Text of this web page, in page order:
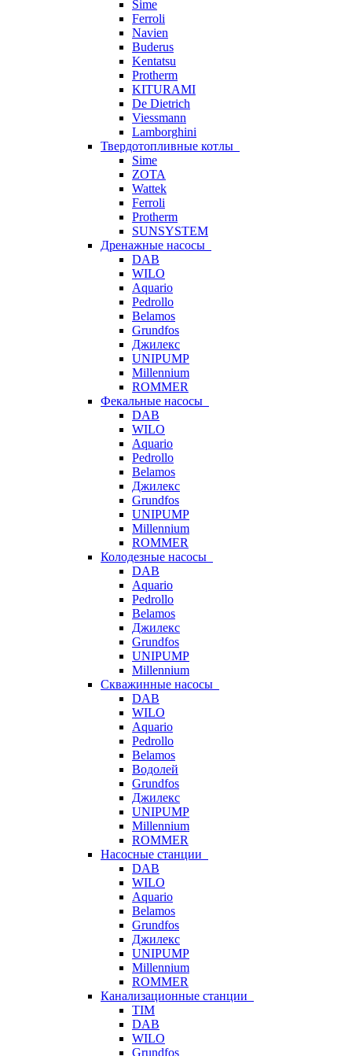
Sime
Ferroli
Navien
Buderus
Kentatsu
Protherm
KITURAMI
De Dietrich
Viessmann
Lamborghini
Твердотопливные котлы
Sime
ZOTA
Wattek
Ferroli
Protherm
SUNSYSTEM
Дренажные насосы
DAB
WILO
Aquario
Pedrollo
Belamos
Grundfos
Джилекс
UNIPUMP
Millennium
ROMMER
Фекальные насосы
DAB
WILO
Aquario
Pedrollo
Belamos
Джилекс
Grundfos
UNIPUMP
Millennium
ROMMER
Колодезные насосы
DAB
Aquario
Pedrollo
Belamos
Джилекс
Grundfos
UNIPUMP
Millennium
Скважинные насосы
DAB
WILO
Aquario
Pedrollo
Belamos
Водолей
Grundfos
Джилекс
UNIPUMP
Millennium
ROMMER
Насосные станции
DAB
WILO
Aquario
Belamos
Grundfos
Джилекс
UNIPUMP
Millennium
ROMMER
Канализационные станции
TIM
DAB
WILO
Grundfos